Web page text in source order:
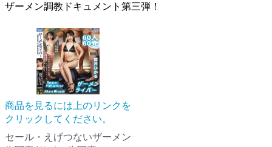
ザーメン調教ドキュメント第三弾！
商品を見るには上のリンクを
クリックしてください。
セール・えげつないザーメン